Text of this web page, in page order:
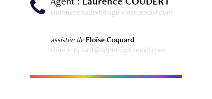
laurencecoudert@agencearcenciel.com
assistée de Eloïse Coquard
eloisecoquard@agencearcenciel.com